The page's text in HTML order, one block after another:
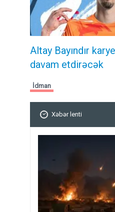
Altay Bayındır
davam etdirəcək
İdman
Xəbər lenti